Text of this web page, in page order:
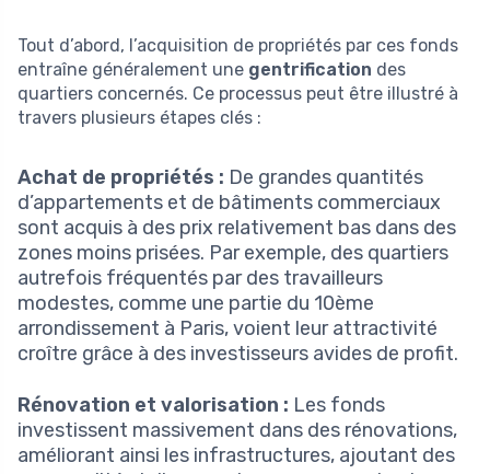
Tout d’abord, l’acquisition de propriétés par ces fonds
entraîne généralement une gentrification des
quartiers concernés. Ce processus peut être illustré à
travers plusieurs étapes clés :
Achat de propriétés : De grandes quantités
d’appartements et de bâtiments commerciaux
sont acquis à des prix relativement bas dans des
zones moins prisées. Par exemple, des quartiers
autrefois fréquentés par des travailleurs
modestes, comme une partie du 10ème
arrondissement à Paris, voient leur attractivité
croître grâce à des investisseurs avides de profit.
Rénovation et valorisation : Les fonds
investissent massivement dans des rénovations,
améliorant ainsi les infrastructures, ajoutant des